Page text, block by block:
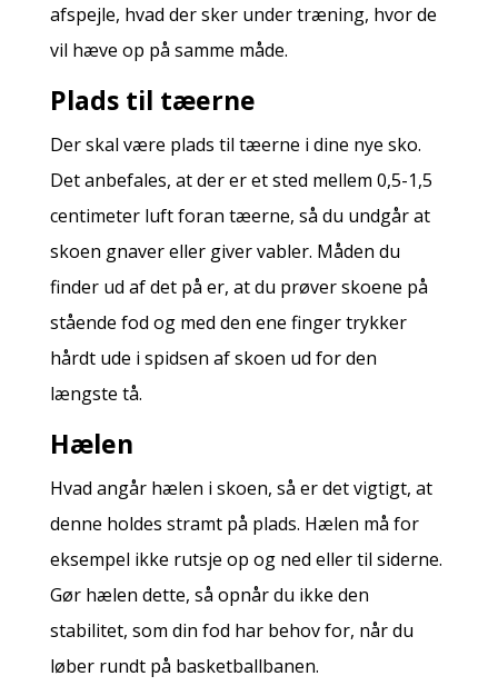
afspejle, hvad der sker under træning, hvor de
vil hæve op på samme måde.
Plads til tæerne
Der skal være plads til tæerne i dine nye sko.
Det anbefales, at der er et sted mellem 0,5-1,5
centimeter luft foran tæerne, så du undgår at
skoen gnaver eller giver vabler. Måden du
finder ud af det på er, at du prøver skoene på
stående fod og med den ene finger trykker
hårdt ude i spidsen af skoen ud for den
længste tå.
Hælen
Hvad angår hælen i skoen, så er det vigtigt, at
denne holdes stramt på plads. Hælen må for
eksempel ikke rutsje op og ned eller til siderne.
Gør hælen dette, så opnår du ikke den
stabilitet, som din fod har behov for, når du
løber rundt på basketballbanen.